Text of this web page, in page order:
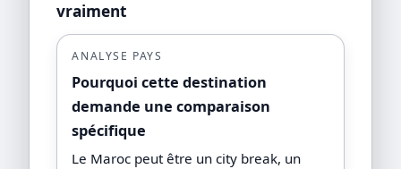
vraiment
ANALYSE PAYS
Pourquoi cette destination
demande une comparaison
spécifique
Le Maroc peut être un city break, un